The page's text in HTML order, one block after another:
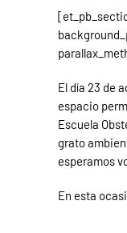
El día 23 de
espacio
Escuela
grato
esperamos
En esta